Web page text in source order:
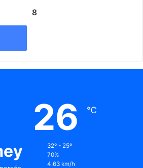
8
26 ℃
32º - 25º
70%
4.63 km/h